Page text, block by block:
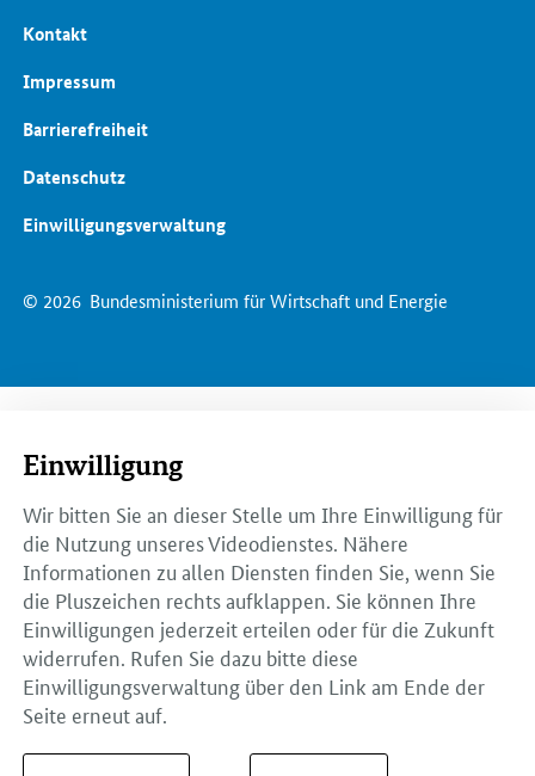
© 2026 Bundesministerium für Wirtschaft und Energie
Kontakt
Impressum
Barrierefreiheit
Datenschutz
Einwilligungsverwaltung
Einwilligung
Wir bitten Sie an dieser Stelle um Ihre Einwilligung für
die Nutzung unseres Videodienstes. Nähere
Informationen zu allen Diensten finden Sie, wenn Sie
die Pluszeichen rechts aufklappen. Sie können Ihre
Einwilligungen jederzeit erteilen oder für die Zukunft
widerrufen. Rufen Sie dazu bitte diese
Einwilligungsverwaltung über den Link am Ende der
Seite erneut auf.